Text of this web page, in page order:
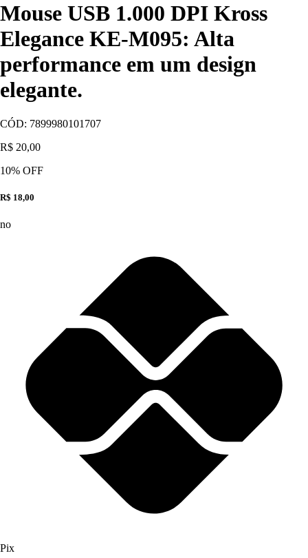
Mouse USB 1.000 DPI Kross
Elegance KE-M095: Alta
performance em um design
elegante.
CÓD: 7899980101707
R$ 20,00
10% OFF
R$ 18,00
no
Pix